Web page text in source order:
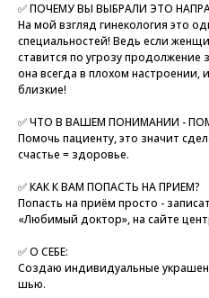
✅ ПОЧЕМУ ВЫ ВЫБРАЛИ ЭТО
На мой взгляд гинекология это
специальностей! Ведь если
ставится по угрозу
она всегда в плохом настроении,
близкие!
✅ ЧТО В ВАШЕМ ПОНИМАНИИ -
Помочь пациенту, это значит
счастье = здоровье.
✅ КАК К ВАМ ПОПАСТЬ НА ПРИЕМ?
Попасть на приём просто -
«Любимый доктор», на сайте
✅ О СЕБЕ:
Создаю индивидуальные
шью.